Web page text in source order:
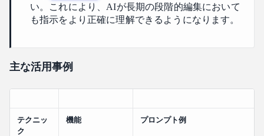
い。これにより、AIが長期の段階的編集において
も指示をより正確に理解できるようになります。
主な活用事例
テクニッ
ク
機能 プロンプト例